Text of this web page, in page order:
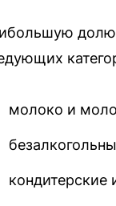
долю
молоко и